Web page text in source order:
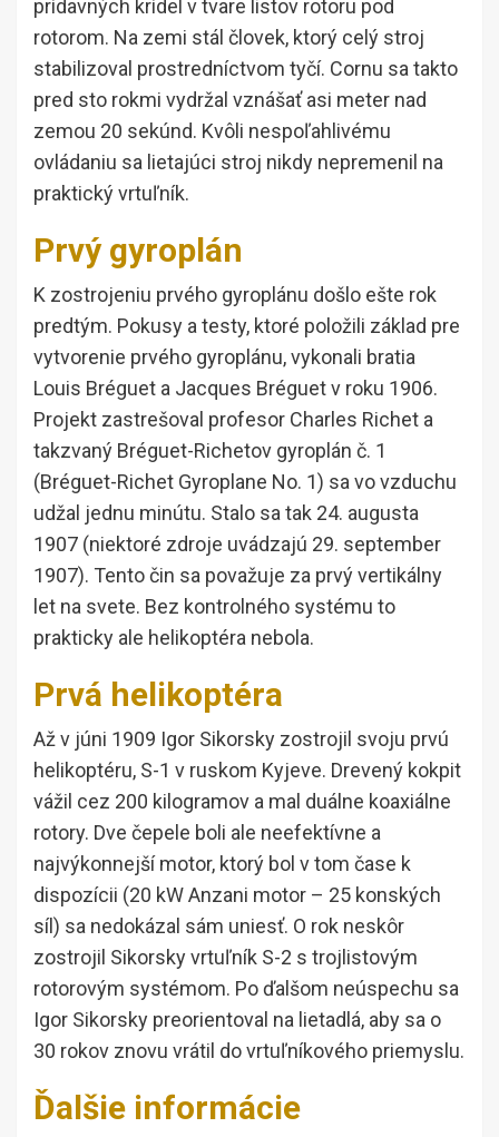
prídavných krídel v tvare listov rotoru pod
rotorom. Na zemi stál človek, ktorý celý stroj
stabilizoval prostredníctvom tyčí. Cornu sa takto
pred sto rokmi vydržal vznášať asi meter nad
zemou 20 sekúnd. Kvôli nespoľahlivému
ovládaniu sa lietajúci stroj nikdy nepremenil na
praktický vrtuľník.
Prvý gyroplán
K zostrojeniu prvého gyroplánu došlo ešte rok
predtým. Pokusy a testy, ktoré položili základ pre
vytvorenie prvého gyroplánu, vykonali bratia
Louis Bréguet a Jacques Bréguet v roku 1906.
Projekt zastrešoval profesor Charles Richet a
takzvaný Bréguet-Richetov gyroplán č. 1
(Bréguet-Richet Gyroplane No. 1) sa vo vzduchu
udžal jednu minútu. Stalo sa tak 24. augusta
1907 (niektoré zdroje uvádzajú 29. september
1907). Tento čin sa považuje za prvý vertikálny
let na svete. Bez kontrolného systému to
prakticky ale helikoptéra nebola.
Prvá helikoptéra
Až v júni 1909 Igor Sikorsky zostrojil svoju prvú
helikoptéru, S-1 v ruskom Kyjeve. Drevený kokpit
vážil cez 200 kilogramov a mal duálne koaxiálne
rotory. Dve čepele boli ale neefektívne a
najvýkonnejší motor, ktorý bol v tom čase k
dispozícii (20 kW Anzani motor – 25 konských
síl) sa nedokázal sám uniesť. O rok neskôr
zostrojil Sikorsky vrtuľník S-2 s trojlistovým
rotorovým systémom. Po ďalšom neúspechu sa
Igor Sikorsky preorientoval na lietadlá, aby sa o
30 rokov znovu vrátil do vrtuľníkového priemyslu.
Ďalšie informácie